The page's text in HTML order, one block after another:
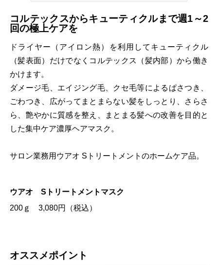
コルテックスからキューティクルまで週1～2
回の極上ケアを
ドライヤー（アイロン熱）を利用してキューティクル
（髪表面）だけでなくコルテックス（髪内部）から働き
かけます。
ダメージ毛、エイジング毛、クセ毛等によるぱさつき、
ごわつき、広がってまとまらない髪をしっとり、さらさ
ら、艶やかに質感を整え、まとまる髪への改善を目的と
した集中ケア濃厚ヘアマスク。
サロン業務用ウアオ Sトリートメントのホームケア品。
ウアオ Sトリートメントマスク
200ｇ 3,080円（税込）
オススメポイント